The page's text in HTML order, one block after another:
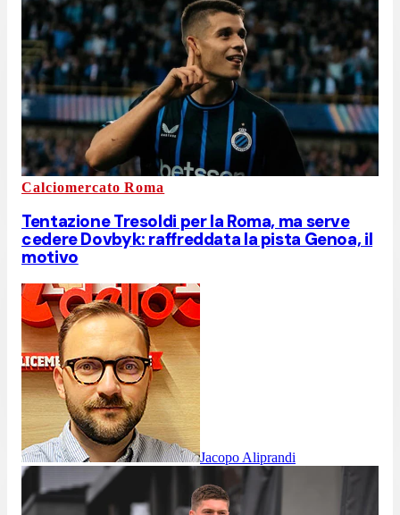
Calciomercato Roma
Tentazione Tresoldi per la Roma, ma serve
cedere Dovbyk: raffreddata la pista Genoa, il
motivo
Jacopo Aliprandi